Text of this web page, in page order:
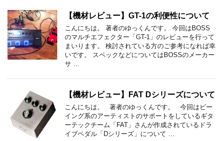
【機材レビュー】GT-1の利便性について
こんにちは。 著者のゆっくんです。 今回はBOSS
のマルチエフェクター「GT-1」のレビューを行って
まいります。 検討されている方のご参考になれば幸
いです。 スペックなどについてはBOSSのメーカー
サ …
【機材レビュー】FAT Dシリーズについて
こんにちは。 著者のゆっくんです。 今回はビー
イング系のアーティストのサポートをしているギタ
ーテックチーム「FAT」さんが作成されているドラ
イブペダル「Dシリーズ」について …